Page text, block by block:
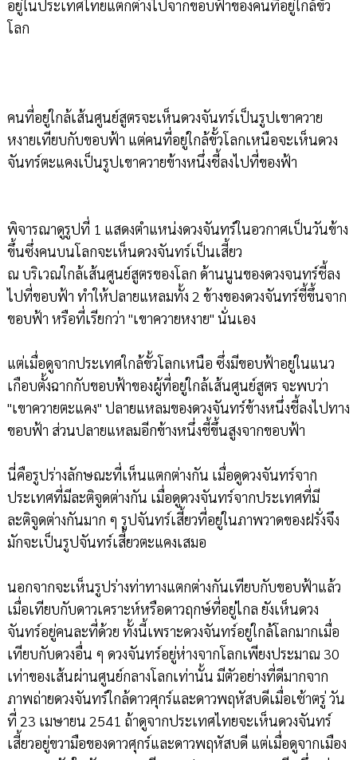
อยู่ในประเทศไทยแตกต่างไปจากขอบฟ้าของคนที่อยู่ใกล้ขั้ว
โลก
คนที่อยู่ใกล้เส้นศูนย์สูตรจะเห็นดวงจันทร์เป็นรูปเขาควาย
หงายเทียบกับขอบฟ้า แต่คนที่อยู่ใกล้ขั้วโลกเหนือจะเห็นดวง
จันทร์ตะแคงเป็นรูปเขาควายข้างหนึ่งชี้ลงไปที่ของฟ้า
พิจารณาดูรูปที่ 1 แสดงตำแหน่งดวงจันทร์ในอวกาศเป็นวันข้าง
ขึ้นซึ่งคนบนโลกจะเห็นดวงจันทร์เป็นเสี้ยว
ณ บริเวณใกล้เส้นศูนย์สูตรของโลก ด้านนูนของดวงจนทร์ชี้ลง
ไปที่ขอบฟ้า ทำให้ปลายแหลมทั้ง 2 ข้างของดวงจันทร์ชี้ขึ้นจาก
ขอบฟ้า หรือที่เรียกว่า "เขาควายหงาย" นั่นเอง
แต่เมื่อดูจากประเทศใกล้ขั้วโลกเหนือ ซึ่งมีขอบฟ้าอยู่ในแนว
เกือบตั้งฉากกับขอบฟ้าของผู้ที่อยู่ใกล้เส้นศูนย์สูตร จะพบว่า
"เขาควายตะแคง" ปลายแหลมของดวงจันทร์ข้างหนึ่งชี้ลงไปทาง
ขอบฟ้า ส่วนปลายแหลมอีกข้างหนึ่งชี้ขึ้นสูงจากขอบฟ้า
นี่คือรูปร่างลักษณะที่เห็นแตกต่างกัน เมื่อดูดวงจันทร์จาก
ประเทศที่มีละติจูดต่างกัน เมื่อดูดวงจันทร์จากประเทศที่มี
ละติจูดต่างกันมาก ๆ รูปจันทร์เสี้ยวที่อยู่ในภาพวาดของฝรั่งจึง
มักจะเป็นรูปจันทร์เสี้ยวตะแคงเสมอ
นอกจากจะเห็นรูปร่างท่าทางแตกต่างกันเทียบกับขอบฟ้าแล้ว
เมื่อเทียบกับดาวเคราะห์หรือดาวฤกษ์ที่อยู่ไกล ยังเห็นดวง
จันทร์อยู่คนละที่ด้วย ทั้งนี้เพราะดวงจันทร์อยู่ใกล้โลกมากเมื่อ
เทียบกับดวงอื่น ๆ ดวงจันทร์อยู่ห่างจากโลกเพียงประมาณ 30
เท่าของเส้นผ่านศูนย์กลางโลกเท่านั้น มีตัวอย่างที่ดีมากจาก
ภาพถ่ายดวงจันทร์ใกล้ดาวศุกร์และดาวพฤหัสบดีเมื่อเช้าตรู่ วัน
ที่ 23 เมษายน 2541 ถ้าดูจากประเทศไทยจะเห็นดวงจันทร์
เสี้ยวอยู่ขวามือของดาวศุกร์และดาวพฤหัสบดี แต่เมื่อดูจากเมือง